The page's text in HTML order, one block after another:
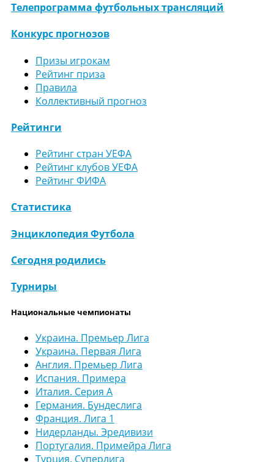
Телепрограмма футбольных трансляций
Конкурс прогнозов
Призы игрокам
Рейтинг приза
Правила
Коллективный прогноз
Рейтинги
Рейтинг стран УЕФА
Рейтинг клубов УЕФА
Рейтинг ФИФА
Статистика
Энциклопедия Футбола
Сегодня родились
Турниры
Национальные чемпионаты
Украина. Премьер Лига
Украина. Первая Лига
Англия. Премьер Лига
Испания. Примера
Италия. Серия А
Германия. Бундеслига
Франция. Лига 1
Нидерланды. Эредивизи
Португалия. Примейра Лига
Турция. Суперлига